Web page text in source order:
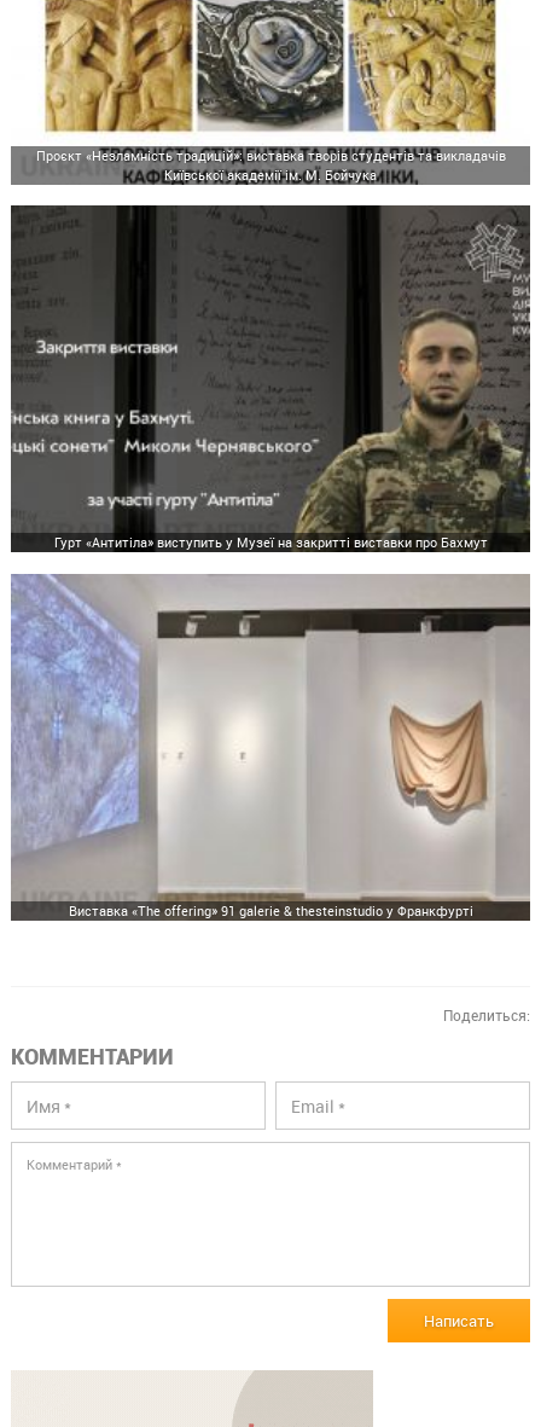
Проєкт «Незламність традицій»: виставка творів студентів та викладачів
Київської академії ім. М. Бойчука
Гурт «Антитіла» виступить у Музеї на закритті виставки про Бахмут
Виставка «The offering» 91 galerie & thesteinstudio у Франкфурті
Поделиться:
КОММЕНТАРИИ
Написать